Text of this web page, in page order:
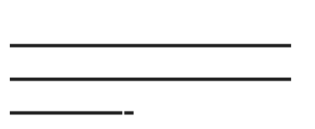
——————————
——————————
————-